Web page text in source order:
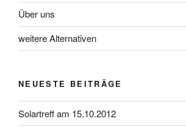
Über uns
weitere Alternativen
NEUESTE BEITRÄGE
Solartreff am 15.10.2012